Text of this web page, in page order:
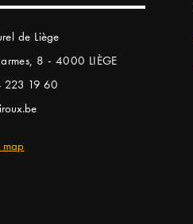
de Liège
8 - 4000 LIÈGE
223 19 60